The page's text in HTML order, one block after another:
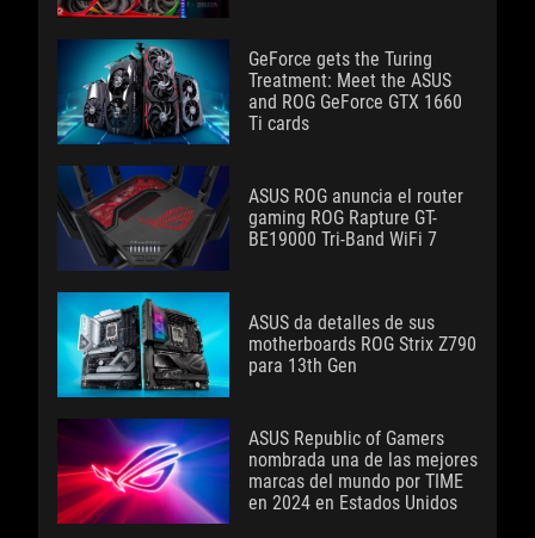
GeForce gets the Turing
Treatment: Meet the ASUS
and ROG GeForce GTX 1660
Ti cards
ASUS ROG anuncia el router
gaming ROG Rapture GT-
BE19000 Tri-Band WiFi 7
ASUS da detalles de sus
motherboards ROG Strix Z790
para 13th Gen
ASUS Republic of Gamers
nombrada una de las mejores
marcas del mundo por TIME
en 2024 en Estados Unidos